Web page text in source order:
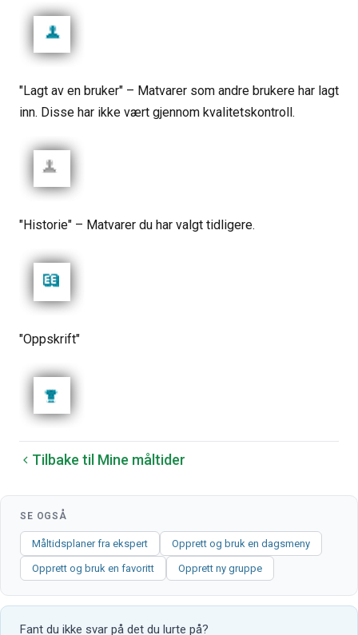
"Lagt av en bruker" – Matvarer som andre brukere har lagt
inn. Disse har ikke vært gjennom kvalitetskontroll.
"Historie" – Matvarer du har valgt tidligere.
"Oppskrift"
Tilbake til Mine måltider
SE OGSÅ
Måltidsplaner fra ekspert Opprett og bruk en dagsmeny
Opprett og bruk en favoritt Opprett ny gruppe
Fant du ikke svar på det du lurte på?